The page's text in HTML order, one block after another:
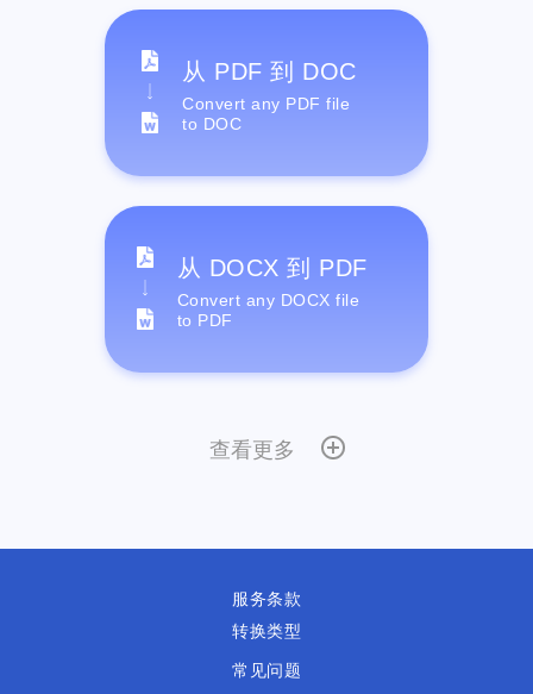
从 PDF 到 DOC
Convert any PDF file
to DOC
从 DOCX 到 PDF
Convert any DOCX file
to PDF
查看更多
服务条款
转换类型
常见问题